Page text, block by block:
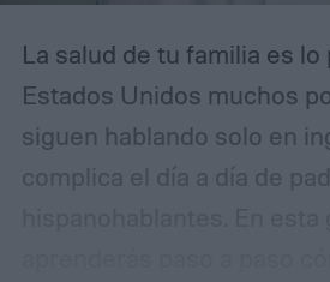
La salud de tu familia es
Estados Unidos muchos
siguen hablando solo en
complica el día a día de